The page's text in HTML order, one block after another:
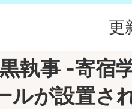
更
執事 -寄宿
ルが設置さ